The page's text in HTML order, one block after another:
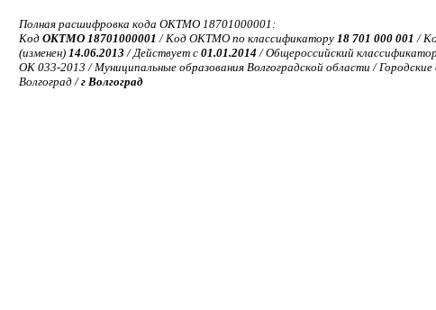
Полная расшифровка кода ОКТМО 18701000001:
Код ОКТМО 18701000001 / Код ОКТМО по классификатору 18 701 000 001 /
(изменен) 14.06.2013 / Действует с 01.01.2014 / Общероссийский
ОК 033-2013 / Муниципальные образования Волгоградской области / Городские
Волгоград /г Волгоград